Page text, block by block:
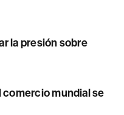
la presión sobre
mundial se